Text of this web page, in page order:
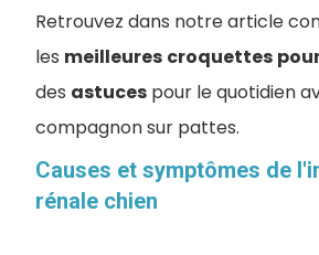
Retrouvez dans notre article
les meilleures croquettes
des astuces pour le quotidien
compagnon sur pattes.
Causes et symptômes de
rénale chien